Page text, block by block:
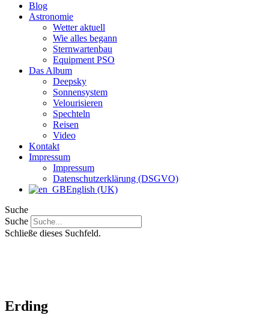
Blog
Astronomie
Wetter aktuell
Wie alles begann
Sternwartenbau
Equipment PSO
Das Album
Deepsky
Sonnensystem
Velourisieren
Spechteln
Reisen
Video
Kontakt
Impressum
Impressum
Datenschutzerklärung (DSGVO)
English (UK)
Suche
Suche
Schließe dieses Suchfeld.
Erding